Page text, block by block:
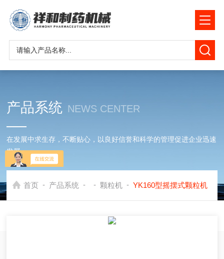
产品系统 NEWS CENTER
在发展中求生存，不断贴心，以良好信誉和科学的管理促进企业迅速
发展
首页 - 产品系统 - - 颗粒机 - YK160型摇摆式颗粒机